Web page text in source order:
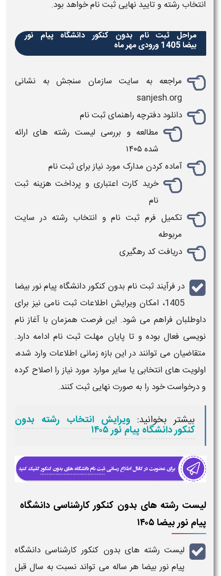
انتخاب رشته و تایید نهایی ثبت‌ نامخواهد بود.
مراحل ثبت نام بدون کنکور دانشگاه پیام نور
بیضا 1405 ورودی مهر ماه
مراجعه به سایت سازمان سنجش به نشانی
sanjesh.org
دانلود دفترچه راهنمایثبت نام
مطالعه و بررسی لیست رشته هایارائه
شده ۱۴۰۵
آماده کردن مدارک مورد نیاز برایثبت نام
خرید کارت اعتباری و پرداخت هزینه ثبت
نام
تکمیل فرم ثبت نامو انتخاب رشته در سایت
مربوطه
دریافت کد رهگیری
در فرآیندثبت نام بدون کنکور دانشگاه پیام نور بیضا
1405، امکان ویرایش اطلاعاتثبت‌ نامی نیز برای
داوطلبان فراهم می‌ شود. این فرصت همزمان با آغاز نام‌
نویسی فعال بوده و تا پایان مهلت ثبت‌ نامادامه دارد.
متقاضیان می‌ توانند در این بازه زمانی اطلاعات وارد شده،
اولویت‌ های انتخابی یا سایر موارد مورد نیاز را اصلاح کرده
و درخواست خود را به‌ صورت نهایی ثبت کنند.
بیشتر بخوانید: ویرایش انتخاب رشته بدون
کنکور دانشگاه پیام نور ۱۴۰۵
لیست رشته های بدون کنکور کارشناسی دانشگاه
پیام نور بیضا ۱۴۰۵
لیست رشته های بدون کنکور کارشناسی دانشگاه
پیام نور بیضا هر ساله می تواند نسبت به سال قبل